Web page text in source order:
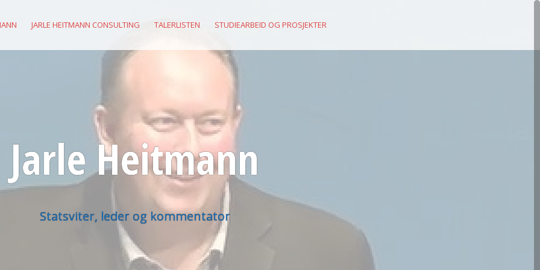
JARLE HEITMANN CONSULTING TALERLISTEN STUDIEARBEID OG PROSJEKTER
Jarle Heitmann
Statsviter, leder og kommentator